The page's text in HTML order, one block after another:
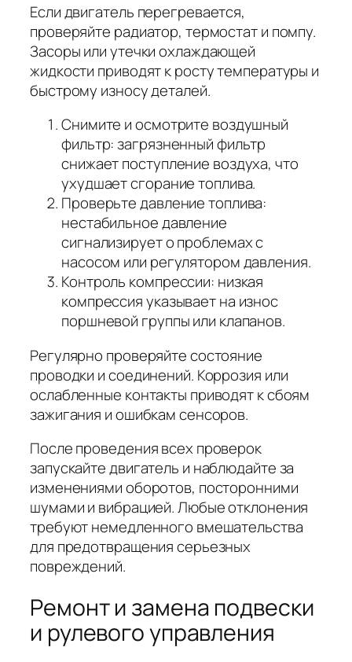
Если двигатель перегревается,
проверяйте радиатор, термостат и помпу.
Засоры или утечки охлаждающей
жидкости приводят к росту температуры и
быстрому износу деталей.
Снимите и осмотрите воздушный
фильтр: загрязненный фильтр
снижает поступление воздуха, что
ухудшает сгорание топлива.
Проверьте давление топлива:
нестабильное давление
сигнализирует о проблемах с
насосом или регулятором давления.
Контроль компрессии: низкая
компрессия указывает на износ
поршневой группы или клапанов.
Регулярно проверяйте состояние
проводки и соединений. Коррозия или
ослабленные контакты приводят к сбоям
зажигания и ошибкам сенсоров.
После проведения всех проверок
запускайте двигатель и наблюдайте за
изменениями оборотов, посторонними
шумами и вибрацией. Любые отклонения
требуют немедленного вмешательства
для предотвращения серьезных
повреждений.
Ремонт и замена подвески
и рулевого управления